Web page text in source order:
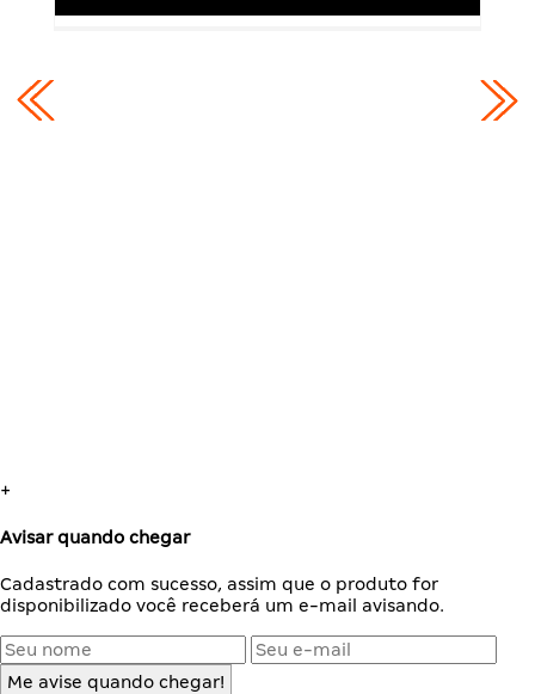
+
Avisar quando chegar
Cadastrado com sucesso, assim que o produto for
disponibilizado você receberá um e-mail avisando.
Me avise quando chegar!